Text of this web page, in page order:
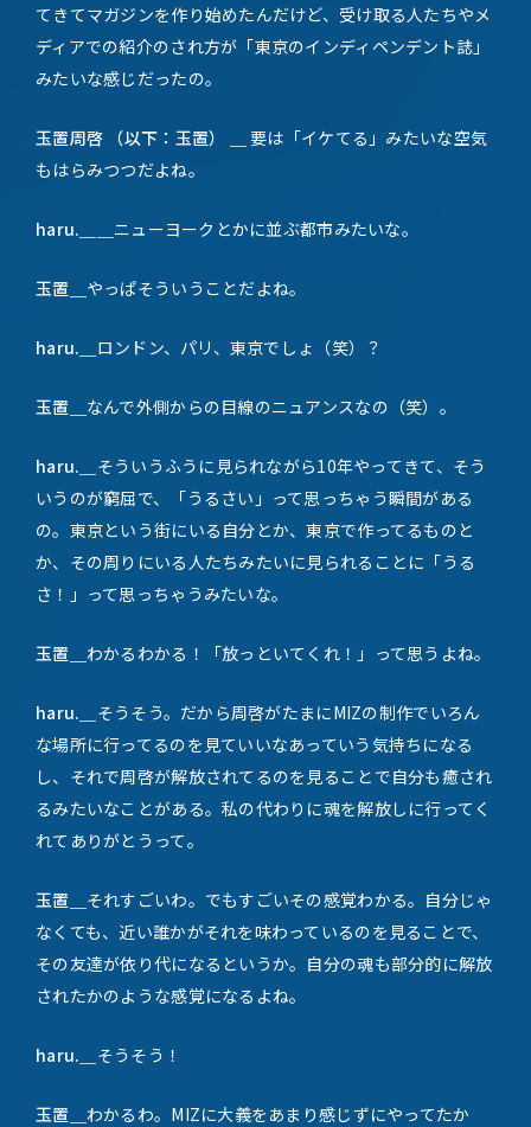
てきてマガジンを作り始めたんだけど、受け取る人たちやメ
ディアでの紹介のされ方が「東京のインディペンデント誌」
みたいな感じだったの。
玉置周啓 （以下：玉置） ＿ 要は「イケてる」みたいな空気
もはらみつつだよね。
haru.＿ ＿ニューヨークとかに並ぶ都市みたいな。
玉置＿ やっぱそういうことだよね。
haru.＿ ロンドン、パリ、東京でしょ（笑）？
玉置＿ なんで外側からの目線のニュアンスなの（笑）。
haru.＿ そういうふうに見られながら10年やってきて、そう
いうのが窮屈で、「うるさい」って思っちゃう瞬間がある
の。東京という街にいる自分とか、東京で作ってるものと
か、その周りにいる人たちみたいに見られることに「うる
さ！」って思っちゃうみたいな。
玉置＿ わかるわかる！「放っといてくれ！」って思うよね。
haru.＿ そうそう。だから周啓がたまにMIZの制作でいろん
な場所に行ってるのを見ていいなあっていう気持ちになる
し、それで周啓が解放されてるのを見ることで自分も癒され
るみたいなことがある。私の代わりに魂を解放しに行ってく
れてありがとうって。
玉置＿ それすごいわ。でもすごいその感覚わかる。自分じゃ
なくても、近い誰かがそれを味わっているのを見ることで、
その友達が依り代になるというか。自分の魂も部分的に解放
されたかのような感覚になるよね。
haru.＿ そうそう！
玉置＿ わかるわ。MIZに大義をあまり感じずにやってたか